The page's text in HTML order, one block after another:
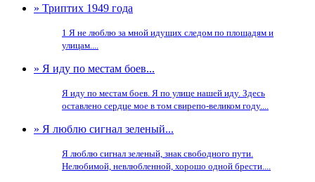
» Триптих 1949 года
1 Я не люблю за мной идущих следом по площадям и
улицам....
» Я иду по местам боев...
Я иду по местам боев. Я по улице нашей иду. Здесь
оставлено сердце мое в том свирепо-великом году....
» Я люблю сигнал зеленый...
Я люблю сигнал зеленый, знак свободного пути.
Нелюбимой, невлюбленной, хорошо одной брести....